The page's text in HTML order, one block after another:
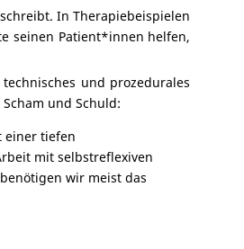
In Therapiebeispielen
seinen Patient*innen helfen,
und prozedurales
Scham und Schuld:
einer tiefen
mit selbstreflexiven
wir meist das